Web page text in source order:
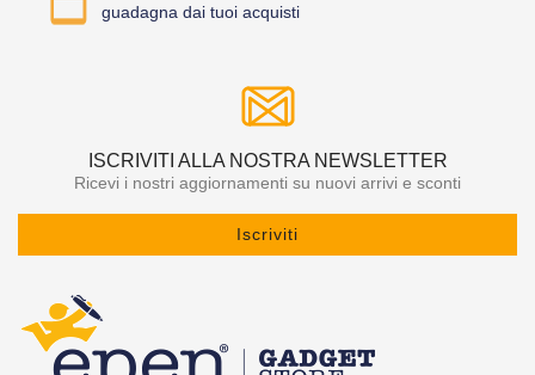
guadagna dai tuoi acquisti
ISCRIVITI ALLA NOSTRA NEWSLETTER
Ricevi i nostri aggiornamenti su nuovi arrivi e sconti
Iscriviti